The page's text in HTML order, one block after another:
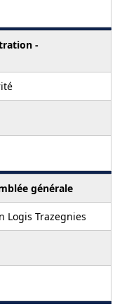
-
générale
Logis Trazegnies